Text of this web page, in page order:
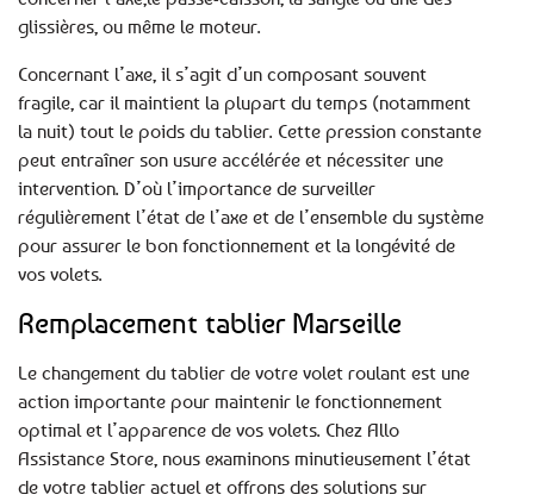
glissières, ou même le moteur.
Concernant l’axe, il s’agit d’un composant souvent
fragile, car il maintient la plupart du temps (notamment
la nuit) tout le poids du tablier. Cette pression constante
peut entraîner son usure accélérée et nécessiter une
intervention. D’où l’importance de surveiller
régulièrement l’état de l’axe et de l’ensemble du système
pour assurer le bon fonctionnement et la longévité de
vos volets.
Remplacement tablier Marseille
Le changement du tablier de votre volet roulant est une
action importante pour maintenir le fonctionnement
optimal et l’apparence de vos volets. Chez Allo
Assistance Store, nous examinons minutieusement l’état
de votre tablier actuel et offrons des solutions sur